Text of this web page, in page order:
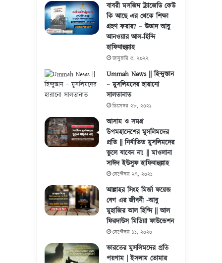
বাবরী মসজিদ ট্র্যাজেডি কেউ
কি আছে এর থেকে শিক্ষা
গ্রহণ করার? – উস্তাদ আবু
আনওয়ার আল-হিন্দি
হাফিযাহুল্লাহ
জানুয়ারি ৫, ২০২২
Ummah News || হিন্দুস্তান
– মুসলিমদের হারানো
সালতানাত
ডিসেম্বর ২৮, ২০২১
আসাম ও সমগ্র
উপমহাদেশের মুসলিমদের
প্রতি || নির্যাতিত মুসলিমদের
ভুলে যাবেন না! || মাওলানা
সাঈদ ইউসুফ হাফিযাহুল্লাহ
সেপ্টেম্বর ২৭, ২০২১
আল্লাহর সিংহ মির্জা ফয়েজ
বেগ এর জীবনী -আবু
মুহাজির আল হিণ্দি || আল
ফিরদাউস মিডিয়া ফাউন্ডেশন
সেপ্টেম্বর ১১, ২০২০
ভারতের মুসলিমদের প্রতি
পয়গাম | ইসলাম তোমার